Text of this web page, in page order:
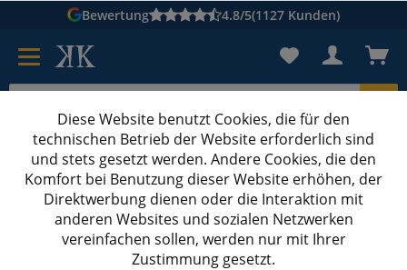
Bewertung 4.8/5(1127 Kunden)
Karton suchen
Kartons bedruckenKartons nach Maß
Arbeitshandschuhe
Diese Website benutzt Cookies, die für den
technischen Betrieb der Website erforderlich sind
und stets gesetzt werden. Andere Cookies, die den
Komfort bei Benutzung dieser Website erhöhen, der
Direktwerbung dienen oder die Interaktion mit
anderen Websites und sozialen Netzwerken
vereinfachen sollen, werden nur mit Ihrer
Zustimmung gesetzt.